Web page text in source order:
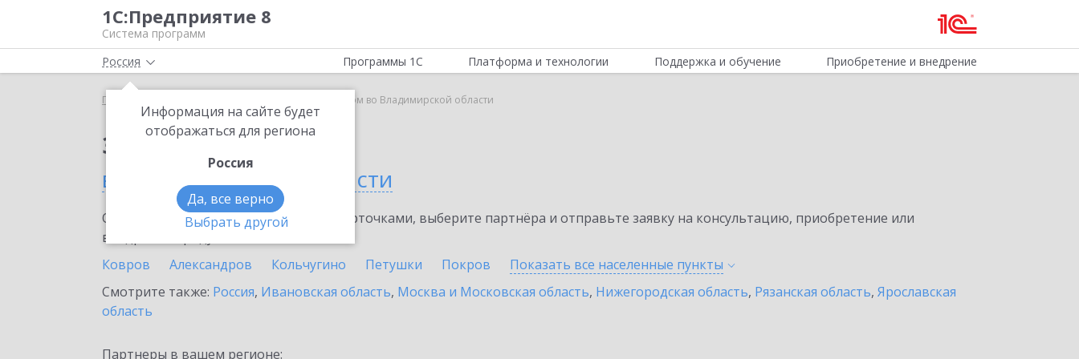
1С:Предприятие 8
Система программ
Россия
Информация на сайте будет
отображаться для региона
Россия
Да, все верно
Выбрать другой
Программы 1С Платформа и технологии Поддержка и обучение Приобретение и внедрение
Главная 1С-Такском во Владимирской области
Заказать 1С-Такском
во Владимирской области
Ознакомьтесь с информационными карточками, выберите партнёра и отправьте заявку на консультацию, приобретение или
внедрение продукта.
Ковров
Александров Кольчугино Петушки Покров Показать все населенные пункты
Смотрите также: Россия, Ивановская область, Москва и Московская область, Нижегородская область, Рязанская область, Ярославская
область
Партнеры в вашем регионе: